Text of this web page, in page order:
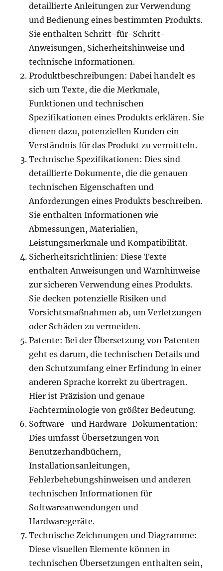
detaillierte Anleitungen zur Verwendung
und Bedienung eines bestimmten Produkts.
Sie enthalten Schritt-für-Schritt-
Anweisungen, Sicherheitshinweise und
technische Informationen.
Produktbeschreibungen: Dabei handelt es
sich um Texte, die die Merkmale,
Funktionen und technischen
Spezifikationen eines Produkts erklären. Sie
dienen dazu, potenziellen Kunden ein
Verständnis für das Produkt zu vermitteln.
Technische Spezifikationen: Dies sind
detaillierte Dokumente, die die genauen
technischen Eigenschaften und
Anforderungen eines Produkts beschreiben.
Sie enthalten Informationen wie
Abmessungen, Materialien,
Leistungsmerkmale und Kompatibilität.
Sicherheitsrichtlinien: Diese Texte
enthalten Anweisungen und Warnhinweise
zur sicheren Verwendung eines Produkts.
Sie decken potenzielle Risiken und
Vorsichtsmaßnahmen ab, um Verletzungen
oder Schäden zu vermeiden.
Patente: Bei der Übersetzung von Patenten
geht es darum, die technischen Details und
den Schutzumfang einer Erfindung in einer
anderen Sprache korrekt zu übertragen.
Hier ist Präzision und genaue
Fachterminologie von größter Bedeutung.
Software- und Hardware-Dokumentation:
Dies umfasst Übersetzungen von
Benutzerhandbüchern,
Installationsanleitungen,
Fehlerbehebungshinweisen und anderen
technischen Informationen für
Softwareanwendungen und
Hardwaregeräte.
Technische Zeichnungen und Diagramme:
Diese visuellen Elemente können in
technischen Übersetzungen enthalten sein,